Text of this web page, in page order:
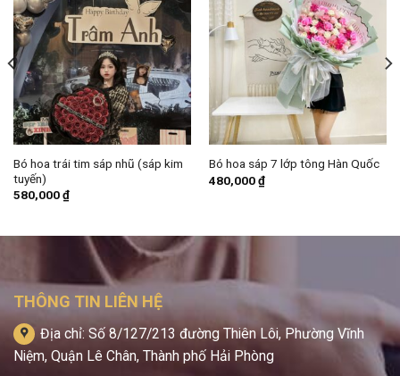
Bó hoa trái tim sáp nhũ (sáp kim
tuyến)
580,000₫
Bó hoa sáp 7 lớp tông Hàn Quốc
480,000₫
THÔNG TIN LIÊN HỆ
Địa chỉ: Số 8/127/213 đường Thiên Lôi, Phường Vĩnh
Niệm, Quận Lê Chân, Thành phố Hải Phòng